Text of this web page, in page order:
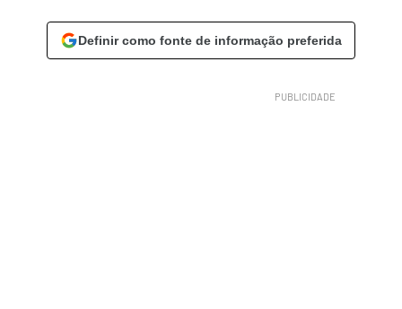
Definir como fonte de informação preferida